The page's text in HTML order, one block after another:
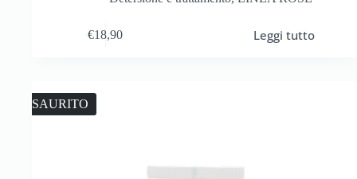
€18,90 Leggi tutto
ESAURITO